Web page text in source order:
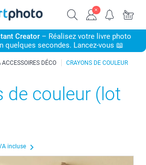
Creator– Réalisez votre livre photo
quelques secondes. Lancez-vous 📖
DÉCO CRAYONS DE COULEUR
de couleur (lot
incluse